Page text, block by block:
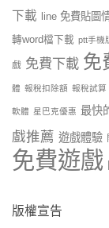
下載
line 免費貼圖
轉word檔下載 ptt手機
戲 免費下載 免
體 報稅扣除額 報稅試算
軟體 星巴克優惠 最快
戲推薦 遊戲體驗
免費遊戲
版權宣告